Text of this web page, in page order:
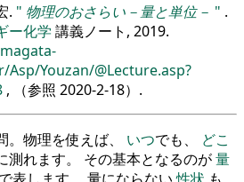
.
物理のおさらい－量と単位－
.
ー化学 講義ノート, 2019.
Asp/Youzan/@Lecture.asp?
, （参照 2020-2-18）.
物理を使えば、 いつでも、 どこ
測れます。 その基本となるのが量